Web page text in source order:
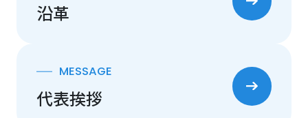
沿革
MESSAGE
代表挨拶